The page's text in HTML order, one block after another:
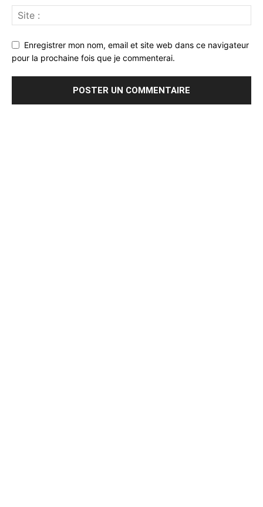
Enregistrer mon nom, email et site web dans ce navigateur
pour la prochaine fois que je commenterai.